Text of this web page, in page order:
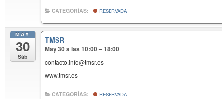
CATEGORÍAS: RESERVADA
MAY
30
Sáb
TMSR
May 30 a las 10:00 – 18:00
contacto.info@tmsr.es
www.tmsr.es
CATEGORÍAS: RESERVADA